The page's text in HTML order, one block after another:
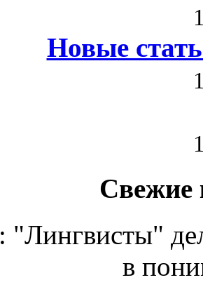
Новые
Свежие
: "Лингвисты"
в